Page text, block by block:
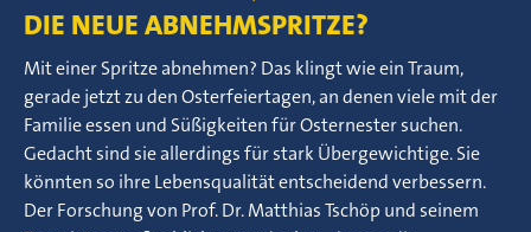
DIE NEUE ABNEHMSPRITZE?
Mit einer Spritze abnehmen? Das klingt wie ein Traum,
gerade jetzt zu den Osterfeiertagen, an denen viele mit der
Familie essen und Süßigkeiten für Osternester suchen.
Gedacht sind sie allerdings für stark Übergewichtige. Sie
könnten so ihre Lebensqualität entscheidend verbessern.
Der Forschung von Prof. Dr. Matthias Tschöp und seinem